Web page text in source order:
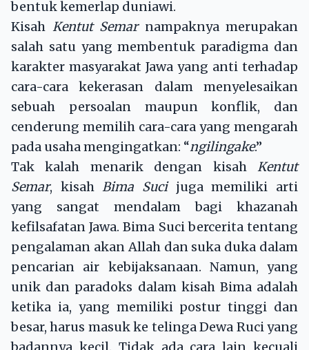
bentuk kemerlap duniawi.
Kisah
Kentut Semarnampaknya merupakan
salah satu yang membentuk paradigma dan
karakter masyarakat Jawa yang anti terhadap
cara-cara kekerasan dalam menyelesaikan
sebuah persoalan maupun konflik, dan
cenderung memilih cara-cara yang mengarah
pada usaha mengingatkan: “ngilingake.”
Tak kalah menarik dengan kisah Kentut
Semar, kisah Bima Sucijuga memiliki arti
yang sangat mendalam bagi khazanah
kefilsafatan Jawa. Bima Suci bercerita tentang
pengalaman akan Allah dan suka duka dalam
pencarian air kebijaksanaan. Namun, yang
unik dan paradoks dalam kisah Bima adalah
ketika ia, yang memiliki postur tinggi dan
besar, harus masuk ke telinga Dewa Ruci yang
badannya kecil. Tidak ada cara lain kecuali